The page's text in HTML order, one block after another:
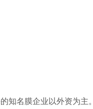
名膜企业以外资为主。